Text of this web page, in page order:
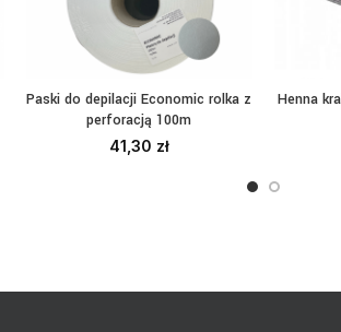
DODAJ DO KOSZYKA
Paski do depilacji Economic rolka z
perforacją 100m
41,30 zł
Henna